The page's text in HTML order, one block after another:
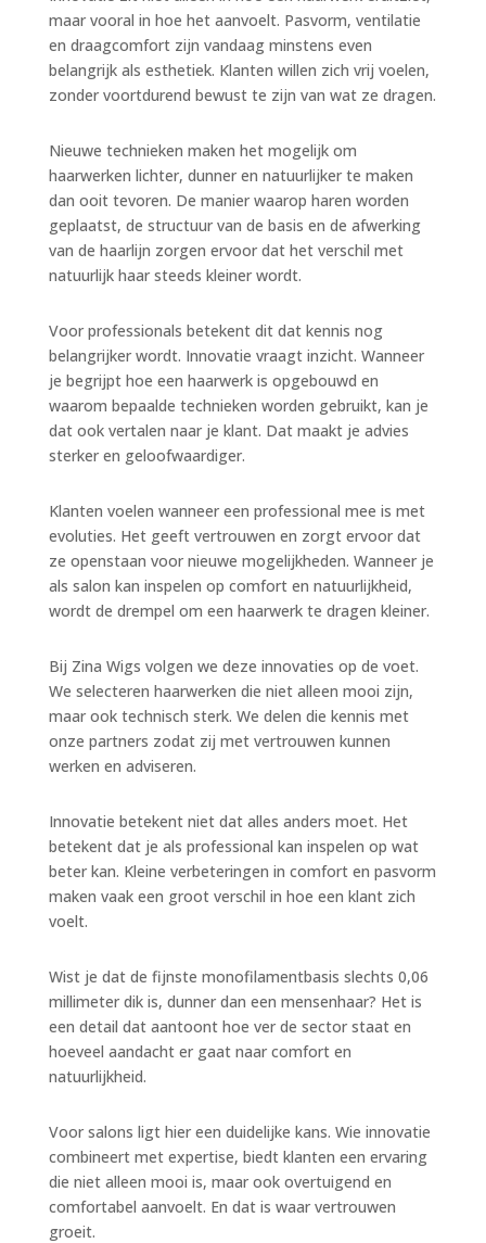
maar vooral in hoe het aanvoelt. Pasvorm, ventilatie
en draagcomfort zijn vandaag minstens even
belangrijk als esthetiek. Klanten willen zich vrij voelen,
zonder voortdurend bewust te zijn van wat ze dragen.
Nieuwe technieken maken het mogelijk om
haarwerken lichter, dunner en natuurlijker te maken
dan ooit tevoren. De manier waarop haren worden
geplaatst, de structuur van de basis en de afwerking
van de haarlijn zorgen ervoor dat het verschil met
natuurlijk haar steeds kleiner wordt.
Voor professionals betekent dit dat kennis nog
belangrijker wordt. Innovatie vraagt inzicht. Wanneer
je begrijpt hoe een haarwerk is opgebouwd en
waarom bepaalde technieken worden gebruikt, kan je
dat ook vertalen naar je klant. Dat maakt je advies
sterker en geloofwaardiger.
Klanten voelen wanneer een professional mee is met
evoluties. Het geeft vertrouwen en zorgt ervoor dat
ze openstaan voor nieuwe mogelijkheden. Wanneer je
als salon kan inspelen op comfort en natuurlijkheid,
wordt de drempel om een haarwerk te dragen kleiner.
Bij Zina Wigs volgen we deze innovaties op de voet.
We selecteren haarwerken die niet alleen mooi zijn,
maar ook technisch sterk. We delen die kennis met
onze partners zodat zij met vertrouwen kunnen
werken en adviseren.
Innovatie betekent niet dat alles anders moet. Het
betekent dat je als professional kan inspelen op wat
beter kan. Kleine verbeteringen in comfort en pasvorm
maken vaak een groot verschil in hoe een klant zich
voelt.
Wist je dat de fijnste monofilamentbasis slechts 0,06
millimeter dik is, dunner dan een mensenhaar? Het is
een detail dat aantoont hoe ver de sector staat en
hoeveel aandacht er gaat naar comfort en
natuurlijkheid.
Voor salons ligt hier een duidelijke kans. Wie innovatie
combineert met expertise, biedt klanten een ervaring
die niet alleen mooi is, maar ook overtuigend en
comfortabel aanvoelt. En dat is waar vertrouwen
groeit.